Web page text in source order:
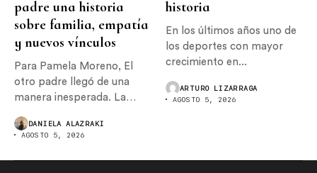
padre una historia
sobre familia, empatía
y nuevos vínculos
Para Pamela Moreno, El
otro padre llegó de una
manera inesperada. La
DANIELA ALAZRAKI
AGOSTO 5, 2026
historia
En los últimos años uno de
los deportes con mayor
crecimiento en...
ARTURO LIZARRAGA
AGOSTO 5, 2026